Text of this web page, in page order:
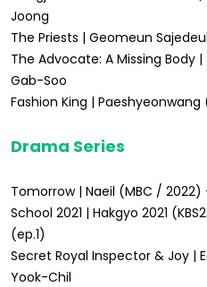
Joong
The Priests | Geomeun
The Advocate: A Missing Body
Gab-Soo
Fashion King |
Drama Series
Tomorrow | Naeil (MBC /
School 2021 | Hakgyo 2021
(ep.1)
Secret Royal Inspector & Joy |
Yook-Chil